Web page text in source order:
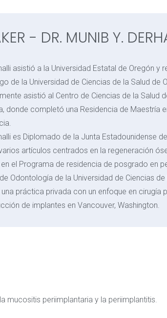
- DR. MUNIB Y.
asistió a la Universidad Estatal de Oregón y
de la Universidad de Ciencias de la Salud de
asistió al Centro de Ciencias de la Salud
donde completó una Residencia de Maestría
es Diplomado de la Junta Estadounidense
artículos centrados en la regeneración
el Programa de residencia de posgrado en
Odontología de la Universidad de Ciencias
práctica privada con un enfoque en cirugía
de implantes en Vancouver, Washington.
mucositis periimplantaria y la periimplantitis.